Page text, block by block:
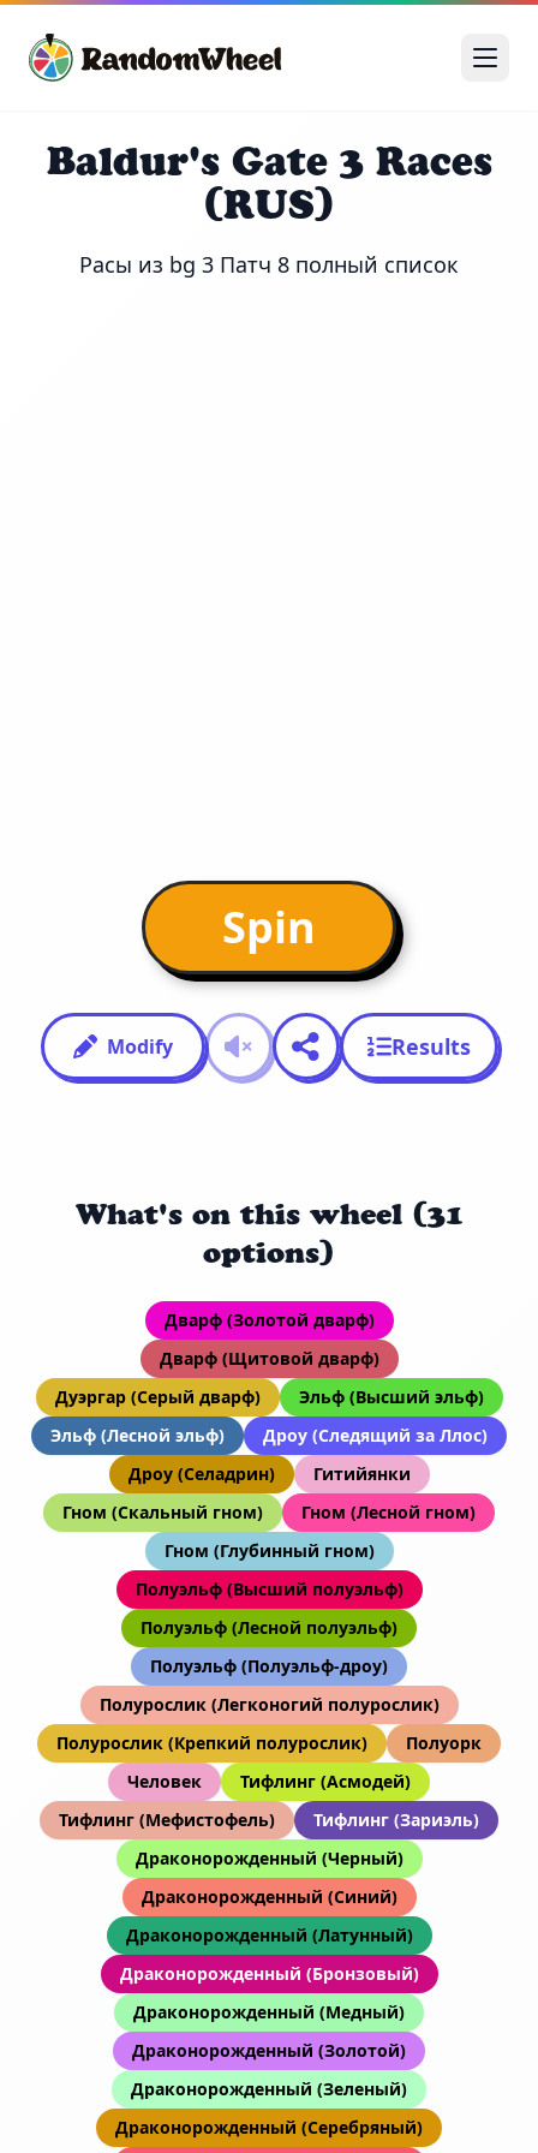
Baldur's Gate 3 Races
(RUS)
Расы из bg 3 Патч 8 полный список
Spin
Modify Results
What's on this wheel (31
options)
Дварф (Золотой дварф)
Дварф (Щитовой дварф)
Дуэргар (Серый дварф)
Эльф (Высший эльф)
Эльф (Лесной эльф)
Дроу (Следящий за Ллос)
Дроу (Селадрин)
Гитийянки
Гном (Скальный гном)
Гном (Лесной гном)
Гном (Глубинный гном)
Полуэльф (Высший полуэльф)
Полуэльф (Лесной полуэльф)
Полуэльф (Полуэльф-дроу)
Полурослик (Легконогий полурослик)
Полурослик (Крепкий полурослик)
Полуорк
Человек
Тифлинг (Асмодей)
Тифлинг (Мефистофель)
Тифлинг (Зариэль)
Драконорожденный (Черный)
Драконорожденный (Синий)
Драконорожденный (Латунный)
Драконорожденный (Бронзовый)
Драконорожденный (Медный)
Драконорожденный (Золотой)
Драконорожденный (Зеленый)
Драконорожденный (Серебряный)